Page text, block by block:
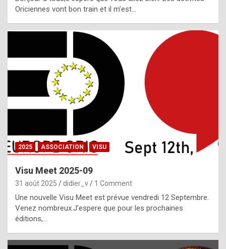
c
i
l
,
g
h
t
f
Oriciennes vont bon train et il m’est…
2025 ASSOCIATION VISU
Visu Meet 2025-09
31 août 2025 didier_v 1 Comment
Une nouvelle Visu Meet est prévue vendredi 12 Septembre.
Venez nombreux.J’espere que pour les prochaines
éditions,…